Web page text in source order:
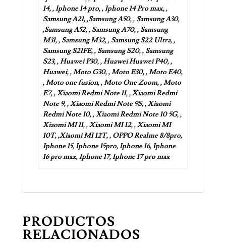
14, , Iphone 14 pro, , Iphone 14 Pro max, ,
Samsung A21, ,Samsung A50, , Samsung A30,
,Samsung A52, , Samsung A70, , Samsung
M31, , Samsung M32, , Samsung S22 Ultra, ,
Samsung S21FE, , Samsung S20, , Samsung
S23, , Huawei P30, , Huawei Huawei P40, ,
Huawei, , Moto G30, , Moto E30, , Moto E40,
, Moto one fusion, , Moto One Zoom, , Moto
E7, , Xiaomi Redmi Note 11, , Xiaomi Redmi
Note 9, , Xiaomi Redmi Note 9S, , Xiaomi
Redmi Note 10, , Xiaomi Redmi Note 10 5G, ,
Xiaomi MI 11, , Xiaomi MI 12, , Xiaomi MI
10T, ,Xiaomi MI 12T, , OPPO Realme 8/8pro,
Iphone 15, Iphone 15pro, Iphone 16, Iphone
16 pro max, Iphone 17, Iphone 17 pro max
PRODUCTOS
RELACIONADOS